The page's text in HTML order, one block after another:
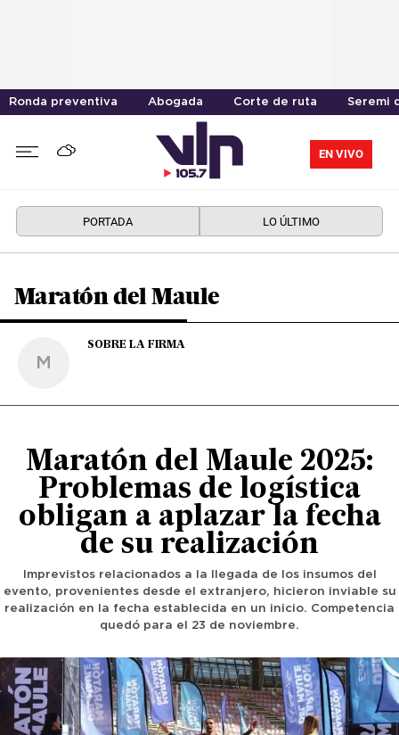
Ronda preventiva Abogada Corte de ruta Seremi
EN VIVO
PORTADA LO ÚLTIMO
Maratón del Maule
M
SOBRE LA FIRMA
Maratón del Maule 2025:
Problemas de logística
obligan a aplazar la fecha
de su realización
Imprevistos relacionados a la llegada de los insumos del
evento, provenientes desde el extranjero, hicieron inviable su
realización en la fecha establecida en un inicio. Competencia
quedó para el 23 de noviembre.